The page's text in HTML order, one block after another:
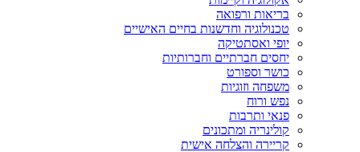
בריאות ורפואה
טכנולוגיה וחדשנות בחיים האישיים
יופי ואסתטיקה
יחסים חברתיים וחברותיות
כושר וספורט
משפחה וזוגיות
נפש ורוח
פנאי ותרבות
קולינריה ומתכונים
קריירה והצלחה אישית